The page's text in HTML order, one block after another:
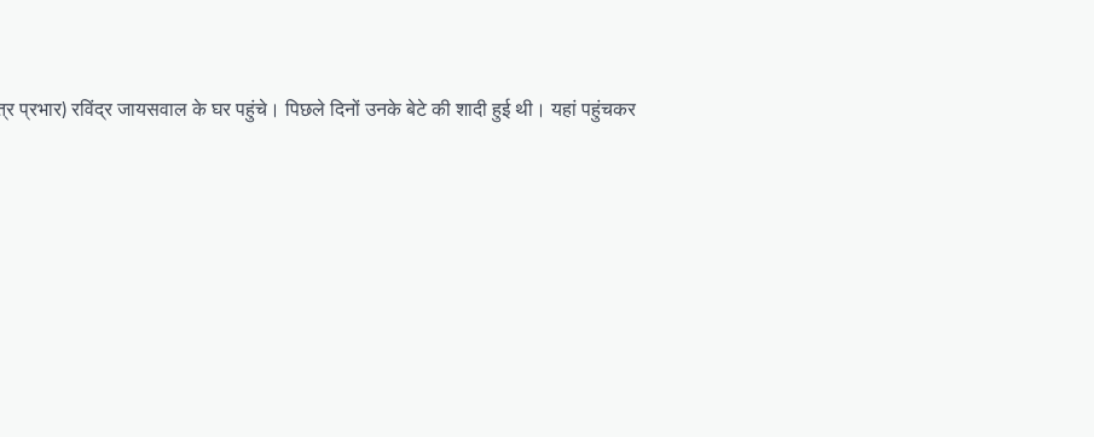
प्रभार) रविंद्र जायसवाल के घर पहुंचे। पिछले दिनों उनके बेटे की शादी हुई थी। यहां पहुंचकर